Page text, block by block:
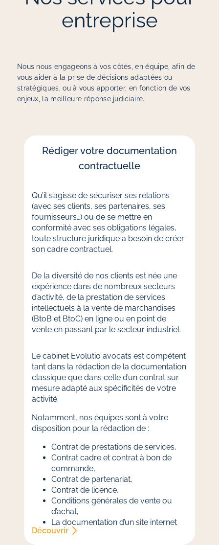
entreprise
Nous nous engageons à vos côtés, en équipe, afin de
vous aider à la prise de décisions adaptées ou
stratégiques, ou à vous apporter, en fonction de vos
enjeux, la meilleure réponse judiciaire.
Rédiger votre documentation
contractuelle
Qu’il s’agisse de sécuriser ses relations
(avec ses clients, ses partenaires, ses
fournisseurs…) ou de se mettre en
conformité avec ses obligations légales,
toute structure juridique a besoin de créer
son cadre contractuel.
De la diversité de nos clients est née une
expérience dans de nombreux secteurs
d’activité, de la prestation de services
intellectuels à la vente de marchandises
(BtoB et BtoC) en ligne ou en point de
vente en passant par le secteur industriel.
Le cabinet Evolutio avocats est compétent
tant dans la rédaction de la documentation
classique que dans celle d’un contrat sur
mesure adapté aux spécificités de votre
activité.
Notamment, nos équipes sont à votre
disposition pour la rédaction de :
Contrat de prestations de services,
Contrat cadre et contrat à bon de
commande,
Contrat de partenariat,
Contrat de licence,
Conditions générales de vente ou
d’achat,
La documentation d’un site internet
ou d’une plateforme en ligne (CGU,
Découvrir